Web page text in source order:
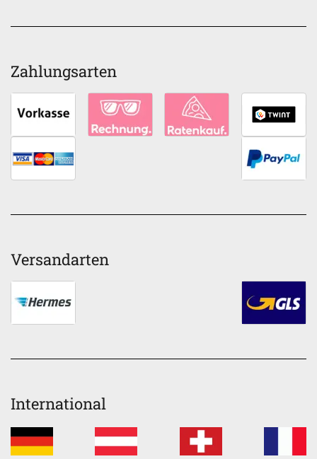
Zahlungsarten
Versandarten
International